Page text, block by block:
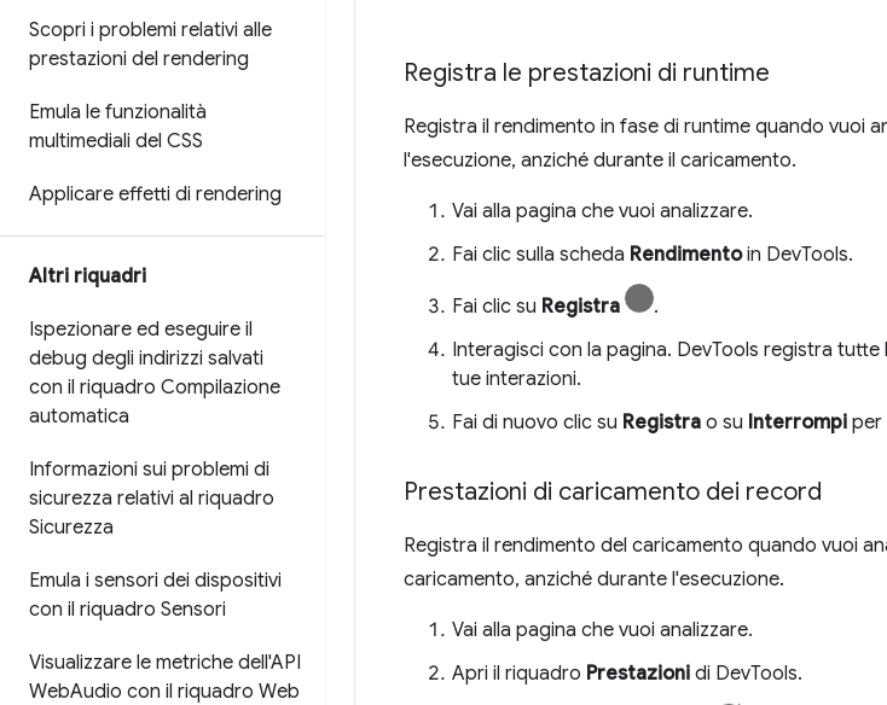
Scopri i problemi relativi alle
prestazioni del rendering
Emula le funzionalità
multimediali del CSS
Applicare effetti di rendering
Altri riquadri
Ispezionare ed eseguire il
debug degli indirizzi salvati
con il riquadro Compilazione
automatica
Informazioni sui problemi di
sicurezza relativi al riquadro
Sicurezza
Emula i sensori dei dispositivi
con il riquadro Sensori
Visualizzare le metriche dell'API
WebAudio con il riquadro Web
Registra le prestazioni di runtime
Registra il rendimento in fase di runtime quando vuoi
l'esecuzione, anziché durante il caricamento.
Vai alla pagina che vuoi analizzare.
Fai clic sulla scheda Rendimentoin DevTools.
Fai clic su Registra
.
Interagisci con la pagina. DevTools registra
tue interazioni.
Fai di nuovo clic su Registra o su Interrompi per
Prestazioni di caricamento dei record
Registra il rendimento del caricamento quando vuoi
caricamento, anziché durante l'esecuzione.
Vai alla pagina che vuoi analizzare.
Apri il riquadro Prestazioni di DevTools.